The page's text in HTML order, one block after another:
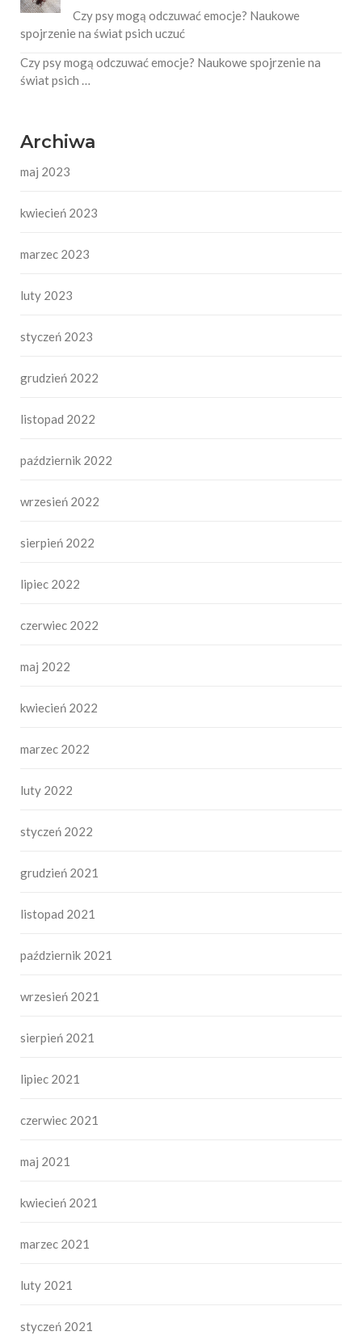
Czy psy mogą odczuwać emocje? Naukowe
spojrzenie na świat psich uczuć
Czy psy mogą odczuwać emocje? Naukowe spojrzenie na
świat psich …
Archiwa
maj 2023
kwiecień 2023
marzec 2023
luty 2023
styczeń 2023
grudzień 2022
listopad 2022
październik 2022
wrzesień 2022
sierpień 2022
lipiec 2022
czerwiec 2022
maj 2022
kwiecień 2022
marzec 2022
luty 2022
styczeń 2022
grudzień 2021
listopad 2021
październik 2021
wrzesień 2021
sierpień 2021
lipiec 2021
czerwiec 2021
maj 2021
kwiecień 2021
marzec 2021
luty 2021
styczeń 2021